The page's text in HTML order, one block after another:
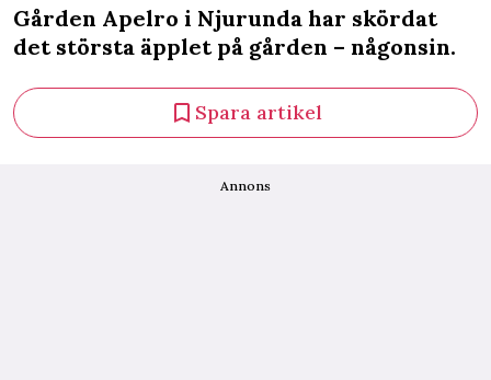
Gården Apelro i Njurunda har skördat
det största äpplet på gården – någonsin.
Spara artikel
Annons